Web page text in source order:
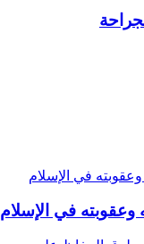
في الإسلام